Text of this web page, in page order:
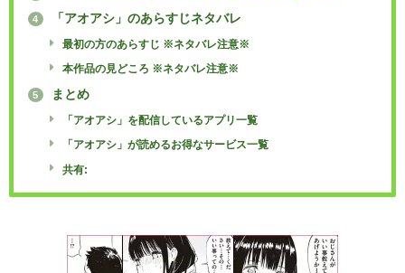
4 「アオアシ」のあらすじネタバレ
最初の方のあらすじ ※ネタバレ注意※
本作品の見どころ ※ネタバレ注意※
5 まとめ
「アオアシ」を配信しているアプリ一覧
「アオアシ」が読めるお得なサービス一覧
共有: